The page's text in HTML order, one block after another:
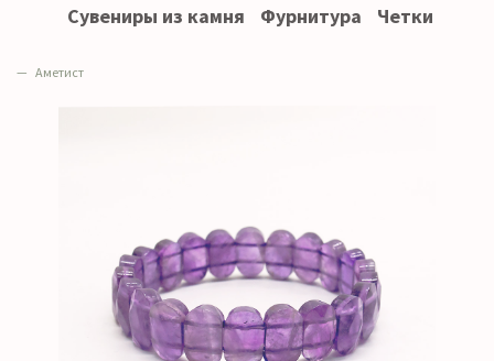
Сувениры из камня
Фурнитура Четки
Аметист